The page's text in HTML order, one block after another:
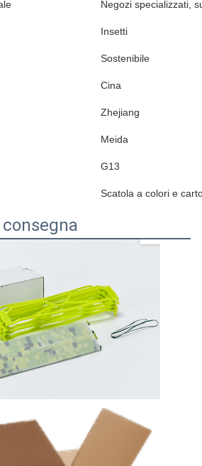
Non applicabile
Trappole per mosche
Agriturismo, casa e
Nessuna
> 60 pezzi
Non applicabile
12*12*30 cm
Fabbricazione
Insetti
Sostenibile
Meida